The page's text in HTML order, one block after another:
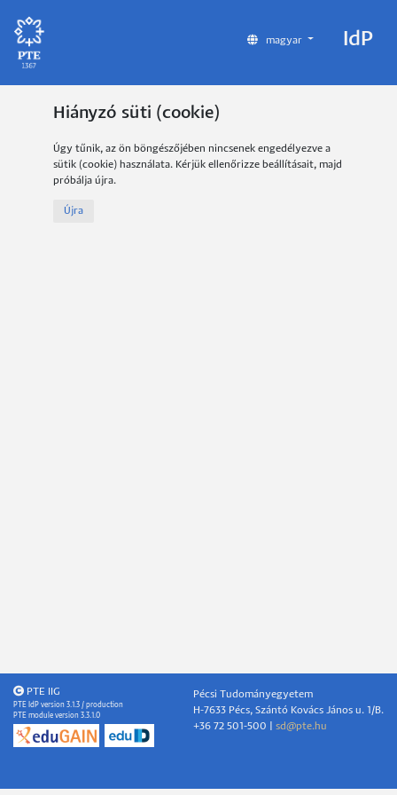
magyar IdP
Hiányzó süti (cookie)
Úgy tűnik, az ön böngészőjében nincsenek engedélyezve a
sütik (cookie) használata. Kérjük ellenőrizze beállításait, majd
próbálja újra.
Újra
PTE IIG
PTE IdP version 3.1.3 / production
PTE module version 3.3.1.0
Pécsi Tudományegyetem
H-7633 Pécs, Szántó Kovács János u. 1/B.
+36 72 501-500 | sd@pte.hu